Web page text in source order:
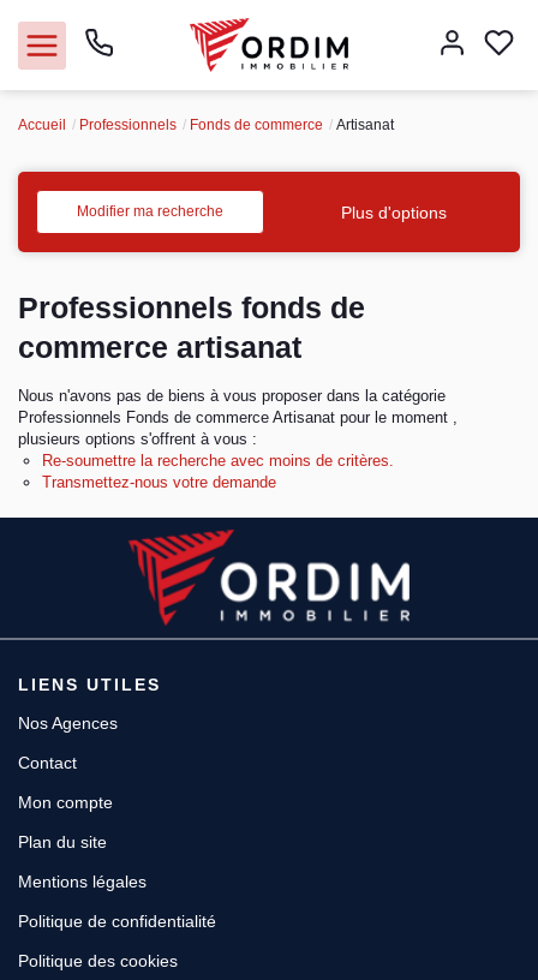
Acheter
Vendre
Immobilier pro
Faire gérer
Espace client
Accueil Professionnels Fonds de commerce Artisanat
Modifier ma recherche Plus d'options
Professionnels fonds de
commerce artisanat
Nous n'avons pas de biens à vous proposer dans la catégorie
Professionnels Fonds de commerce Artisanat pour le moment ,
plusieurs options s'offrent à vous :
Re-soumettre la recherche avec moins de critères.
Transmettez-nous votre demande
LIENS UTILES
Nos Agences
Contact
Mon compte
Plan du site
Mentions légales
Politique de confidentialité
Politique des cookies